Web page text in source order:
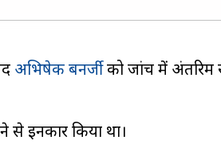
अभिषेक बनर्जीको जांच में अंतरिम